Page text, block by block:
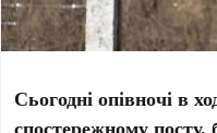
Сьогодні опівночі в
спостережному посту,